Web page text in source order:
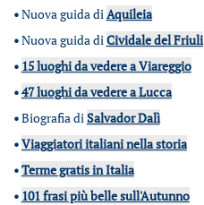
•Nuova guida diAquileia
•Nuova guida diCividale del Friuli
• 15 luoghi da vedere a Viareggio
•47 luoghi da vedere a Lucca
•Biografia diSalvador Dalì
•Viaggiatori italiani nella storia
•Terme gratis in Italia
• 101 frasi più belle sull'Autunno